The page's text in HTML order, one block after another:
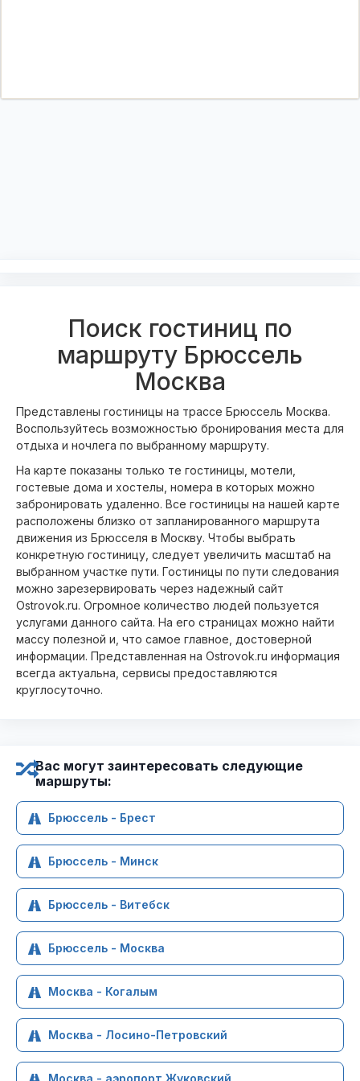
Поиск гостиниц по
маршруту Брюссель
Москва
Представлены гостиницы на трассе Брюссель Москва.
Воспользуйтесь возможностью бронирования места для
отдыха и ночлега по выбранному маршруту.
На карте показаны только те гостиницы, мотели,
гостевые дома и хостелы, номера в которых можно
забронировать удаленно. Все гостиницы на нашей карте
расположены близко от запланированного маршрута
движения из Брюсселя в Москву. Чтобы выбрать
конкретную гостиницу, следует увеличить масштаб на
выбранном участке пути. Гостиницы по пути следования
можно зарезервировать через надежный сайт
Ostrovok.ru. Огромное количество людей пользуется
услугами данного сайта. На его страницах можно найти
массу полезной и, что самое главное, достоверной
информации. Представленная на Ostrovok.ru информация
всегда актуальна, сервисы предоставляются
круглосуточно.
Вас могут заинтересовать следующие
маршруты:
Брюссель - Брест
Брюссель - Минск
Брюссель - Витебск
Брюссель - Москва
Москва - Когалым
Москва - Лосино-Петровский
Москва - аэропорт Жуковский